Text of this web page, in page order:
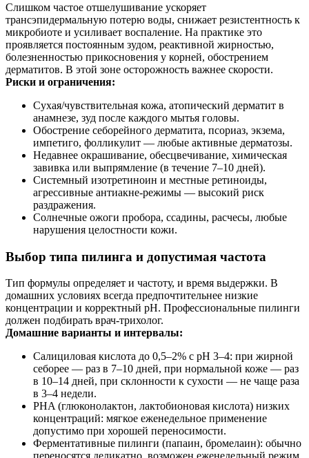
Слишком частое отшелушивание ускоряет
трансэпидермальную потерю воды, снижает резистентность к
микробиоте и усиливает воспаление. На практике это
проявляется постоянным зудом, реактивной жирностью,
болезненностью прикосновения у корней, обострением
дерматитов. В этой зоне осторожность важнее скорости.
Риски и ограничения:
Сухая/чувствительная кожа, атопический дерматит в
анамнезе, зуд после каждого мытья головы.
Обострение себорейного дерматита, псориаз, экзема,
импетиго, фолликулит — любые активные дерматозы.
Недавнее окрашивание, обесцвечивание, химическая
завивка или выпрямление (в течение 7–10 дней).
Системный изотретиноин и местные ретиноиды,
агрессивные антиакне-режимы — высокий риск
раздражения.
Солнечные ожоги пробора, ссадины, расчесы, любые
нарушения целостности кожи.
Выбор типа пилинга и допустимая частота
Тип формулы определяет и частоту, и время выдержки. В
домашних условиях всегда предпочтительнее низкие
концентрации и корректный pH. Профессиональные пилинги
должен подбирать врач-трихолог.
Домашние варианты и интервалы:
Салициловая кислота до 0,5–2% с pH 3–4: при жирной
себорее — раз в 7–10 дней, при нормальной коже — раз
в 10–14 дней, при склонности к сухости — не чаще раза
в 3–4 недели.
PHA (глюконолактон, лактобионовая кислота) низких
концентраций: мягкое еженедельное применение
допустимо при хорошей переносимости.
Ферментативные пилинги (папаин, бромелаин): обычно